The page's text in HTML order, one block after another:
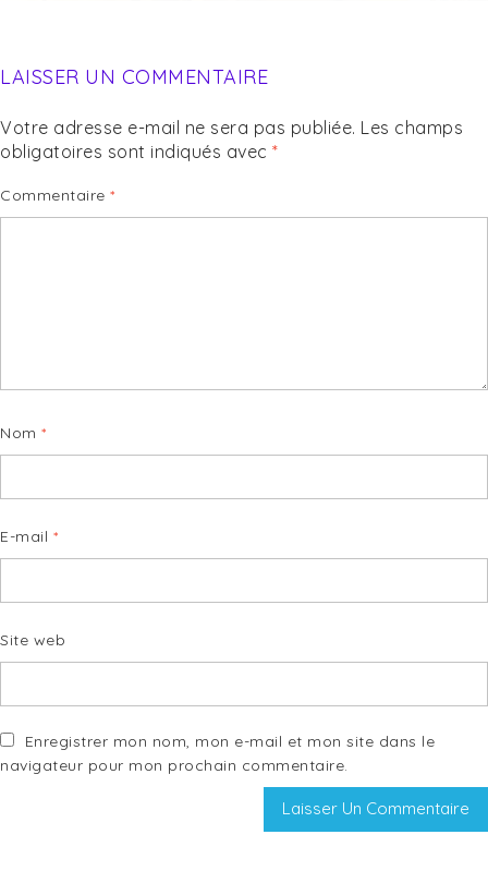
LAISSER UN COMMENTAIRE
Votre adresse e-mail ne sera pas publiée. Les champs
obligatoires sont indiqués avec *
Commentaire *
Nom *
E-mail *
Site web
Enregistrer mon nom, mon e-mail et mon site dans le
navigateur pour mon prochain commentaire.